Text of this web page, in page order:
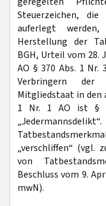
Steuerzeichen,
auferlegt
Herstellung der
BGH, Urteil vom 28.
AO § 370 Abs. 1 Nr.
Verbringern der
Mitgliedstaat in den
1 Nr. 1 AO ist §
„verschliffen“ (vgl.
von
Beschluss vom 9.
mwN).